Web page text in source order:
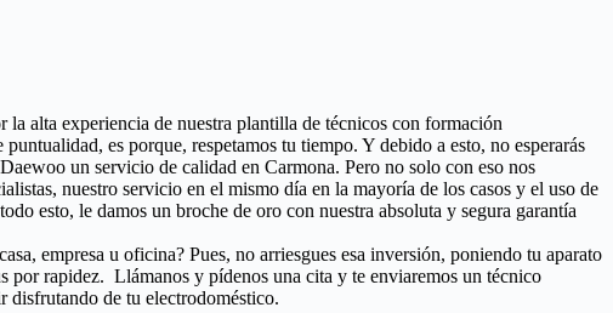
la alta experiencia de nuestra plantilla de técnicos con formación
es porque, respetamos tu tiempo. Y debido a esto, no esperarás
un servicio de calidad en Carmona. Pero no solo con eso nos
nuestro servicio en el mismo día en la mayoría de los casos y el uso de
esto, le damos un broche de oro con nuestra absoluta y segura garantía
empresa u oficina? Pues, no arriesgues esa inversión, poniendo tu aparato
por rapidez. Llámanos y pídenos una cita y te enviaremos un técnico
disfrutando de tu electrodoméstico.